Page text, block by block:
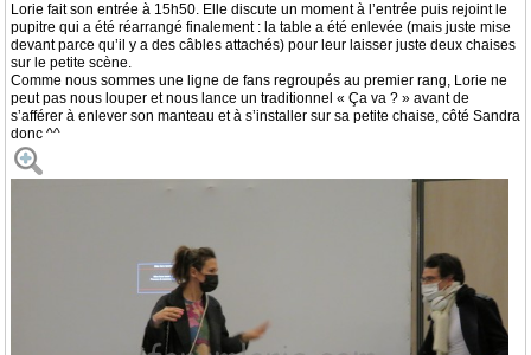
Lorie fait son entrée à 15h50. Elle discute un moment à l’entrée puis rejoint le
pupitre qui a été réarrangé finalement : la table a été enlevée (mais juste mise
devant parce qu’il y a des câbles attachés) pour leur laisser juste deux chaises
sur le petite scène.
Comme nous sommes une ligne de fans regroupés au premier rang, Lorie ne
peut pas nous louper et nous lance un traditionnel « Ça va ? » avant de
s’afférer à enlever son manteau et à s’installer sur sa petite chaise, côté Sandra
donc ^^